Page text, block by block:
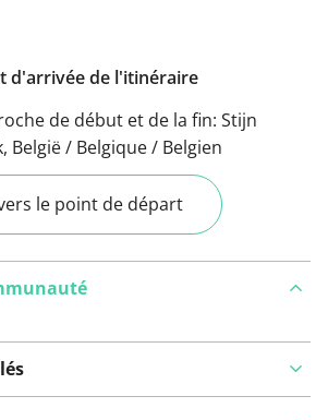
d'arrivée de l'itinéraire
de début et de la fin: Stijn
België / Belgique / Belgien
le point de départ